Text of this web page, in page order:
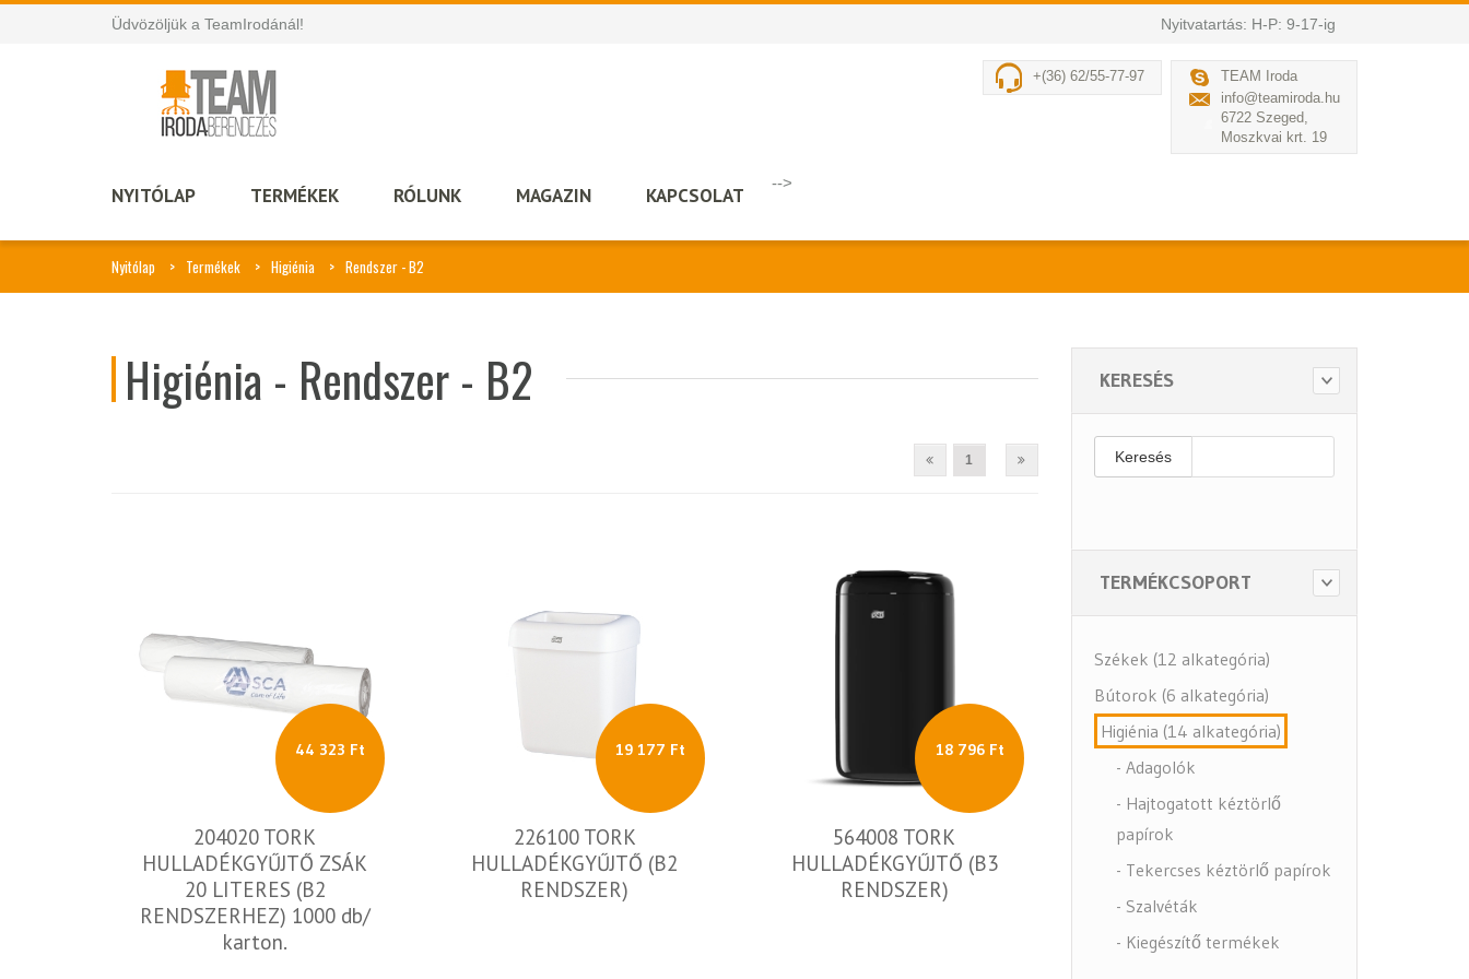
Üdvözöljük a TeamIrodánál! Nyitvatartás: H-P: 9-17-ig
TEAM Iroda
info@teamiroda.hu
6722 Szeged,
Moszkvai krt. 19
+(36) 62/55-77-97
NYITÓLAP TERMÉKEK
-->
RÓLUNK MAGAZIN KAPCSOLAT
Nyitólap Termékek Higiénia Rendszer - B2
Higiénia - Rendszer - B2
1
44 323 Ft
204020 TORK
HULLADÉKGYŰJTŐ ZSÁK
20 LITERES (B2
RENDSZERHEZ) 1000 db/
karton.
19 177 Ft
226100 TORK
HULLADÉKGYŰJTŐ (B2
RENDSZER)
18 796 Ft
564008 TORK
HULLADÉKGYŰJTŐ (B3
RENDSZER)
KERESÉS
Keresés
TERMÉKCSOPORT
Székek (12 alkategória)
Bútorok (6 alkategória)
Higiénia (14 alkategória)
- Adagolók
- Hajtogatott kéztörlő
papírok
- Tekercses kéztörlő papírok
- Szalvéták
- Kiegészítő termékek